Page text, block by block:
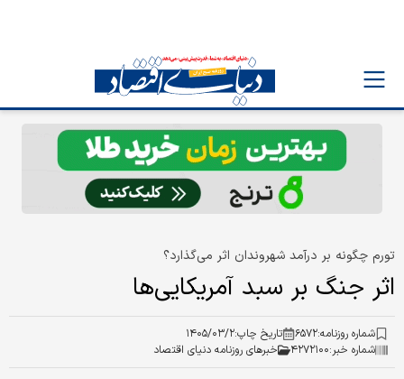
تورم چگونه بر درآمد شهروندان اثر می‌گذارد؟
اثر جنگ بر سبد آمریکایی‌ها
شماره روزنامه:۶۵۷۲ تاریخ چاپ:۱۴۰۵/۰۳/۲
شماره خبر:۴۲۷۲۱۰۰ خبرهای روزنامه دنیای اقتصاد